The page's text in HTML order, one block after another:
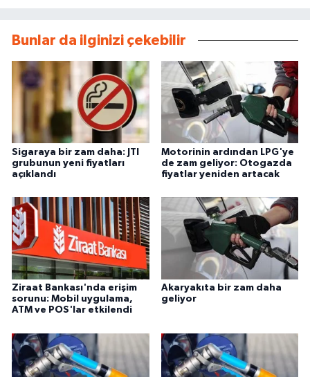
Bunlar da ilginizi çekebilir
Sigaraya bir zam daha: JTI
grubunun yeni fiyatları
açıklandı
Motorinin ardından LPG'ye
de zam geliyor: Otogazda
fiyatlar yeniden artacak
Ziraat Bankası'nda erişim
sorunu: Mobil uygulama,
ATM ve POS'lar etkilendi
Akaryakıta bir zam daha
geliyor